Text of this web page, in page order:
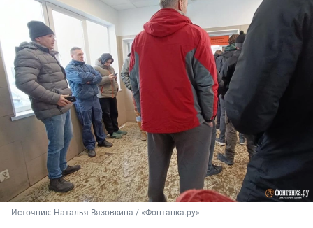
Источник: Наталья Вязовкина / «Фонтанка.ру»